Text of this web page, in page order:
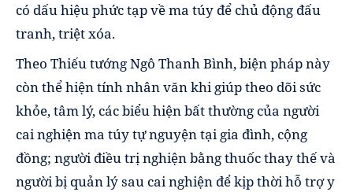
có dấu hiệu phức tạp về ma túy để chủ động đấu
tranh, triệt xóa.
Theo Thiếu tướng Ngô Thanh Bình, biện pháp này
còn thể hiện tính nhân văn khi giúp theo dõi sức
khỏe, tâm lý, các biểu hiện bất thường của người
cai nghiện ma túy tự nguyện tại gia đình, cộng
đồng; người điều trị nghiện bằng thuốc thay thế và
người bị quản lý sau cai nghiện để kịp thời hỗ trợ y